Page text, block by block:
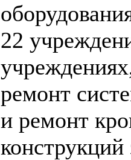
22
ремонт
и ремонт